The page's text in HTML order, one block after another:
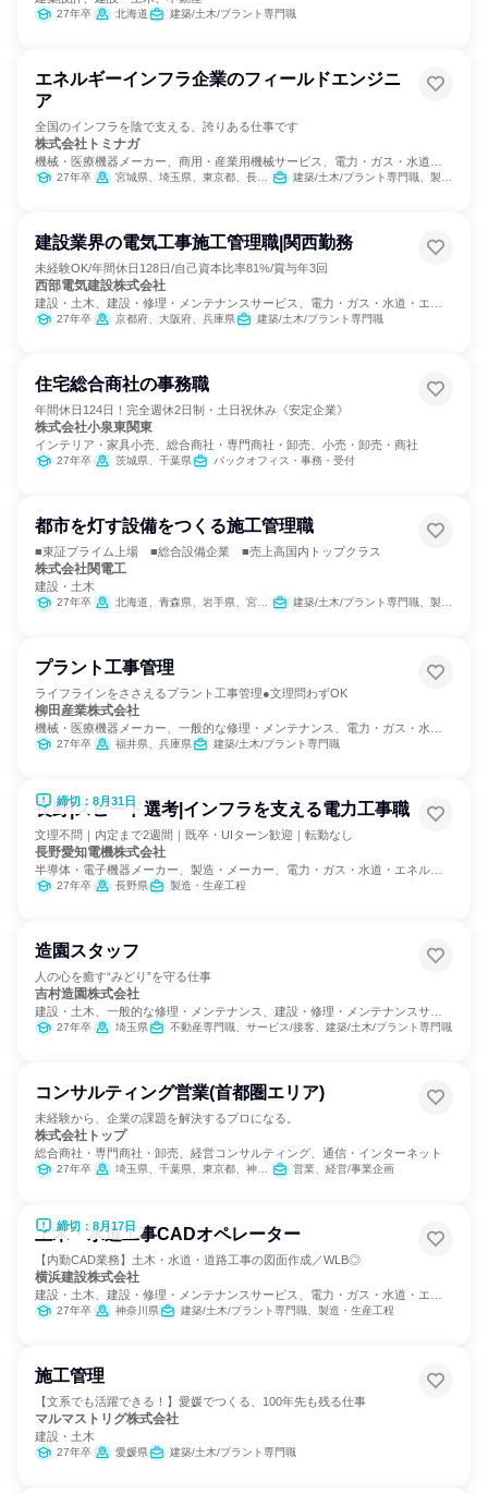
27年卒 北海道 建築/土木/プラント専門職
エネルギーインフラ企業のフィールドエンジニ
ア
全国のインフラを陰で支える、誇りある仕事です
株式会社トミナガ
機械・医療機器メーカー、商用・産業用機械サービス、電力・ガス・水道・
エネルギー
27年卒 宮城県、埼玉県、東京都、長野県、愛知県、三重県、京都府、大阪府、兵庫県、和歌山県、鳥取県、島根県、岡山県、広島県、徳島県、香川県、愛媛県、高知県、福岡県、熊本県、大分県、鹿児島県 建築/土木/プラント専門職、製造・生産工程
建設業界の電気工事施工管理職|関西勤務
未経験OK/年間休日128日/自己資本比率81%/賞与年3回
西部電気建設株式会社
建設・土木、建設・修理・メンテナンスサービス、電力・ガス・水道・エネ
ルギー27年卒 京都府、大阪府、兵庫県 建築/土木/プラント専門職
住宅総合商社の事務職
年間休日124日！完全週休2日制・土日祝休み《安定企業》
株式会社小泉東関東
インテリア・家具小売、総合商社・専門商社・卸売、小売・卸売・商社
27年卒 茨城県、千葉県 バックオフィス・事務・受付
都市を灯す設備をつくる施工管理職
■東証プライム上場 ■総合設備企業 ■売上高国内トップクラス
株式会社関電工
建設・土木
27年卒 北海道、青森県、岩手県、宮城県、秋田県、山形県、福島県、茨城県、栃木県、群馬県、埼玉県、千葉県、東京都、神奈川県、新潟県、富山県、福井県、山梨県、長野県、静岡県、愛知県、京都府、大阪府、兵庫県、広島県、福岡県、熊本県、宮崎県、鹿児島県、沖縄県 建築/土木/プラント専門職、製造・生産工程
プラント工事管理
ライフラインをささえるプラント工事管理●文理問わずOK
柳田産業株式会社
機械・医療機器メーカー、一般的な修理・メンテナンス、電力・ガス・水
道・エネルギー
27年卒 福井県、兵庫県 建築/土木/プラント専門職
締切：8月31日
長野|スピード選考|インフラを支える電力工事職
文理不問｜内定まで2週間｜既卒・UIターン歓迎｜転勤なし
長野愛知電機株式会社
半導体・電子機器メーカー、製造・メーカー、電力・ガス・水道・エネルギ
ー
27年卒 長野県 製造・生産工程
造園スタッフ
人の心を癒す“みどり”を守る仕事
吉村造園株式会社
建設・土木、一般的な修理・メンテナンス、建設・修理・メンテナンスサー
ビス27年卒 埼玉県 不動産専門職、サービス/接客、建築/土木/プラント専門職
コンサルティング営業(首都圏エリア)
未経験から、企業の課題を解決するプロになる。
株式会社トップ
総合商社・専門商社・卸売、経営コンサルティング、通信・インターネット
27年卒 埼玉県、千葉県、東京都、神奈川県 営業、経営/事業企画
締切：8月17日
土木・水道工事CADオペレーター
【内勤CAD業務】土木・水道・道路工事の図面作成／WLB◎
横浜建設株式会社
建設・土木、建設・修理・メンテナンスサービス、電力・ガス・水道・エネ
ルギー27年卒 神奈川県 建築/土木/プラント専門職、製造・生産工程
施工管理
【文系でも活躍できる！】愛媛でつくる、100年先も残る仕事
マルマストリグ株式会社
建設・土木
27年卒 愛媛県 建築/土木/プラント専門職